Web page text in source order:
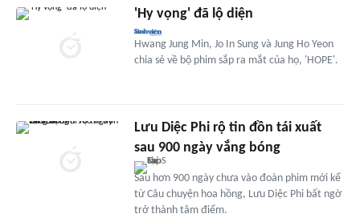
'Hy vọng' đã lộ diện
Hwang Jung Min, Jo In Sung và Jung Ho Yeon
chia sẻ về bộ phim sắp ra mắt của họ, 'HOPE'.
Lưu Diệc Phi rộ tin đồn tái xuất
sau 900 ngày vắng bóng
Sau hơn 900 ngày chưa vào đoàn phim mới kể
từ Câu chuyện hoa hồng, Lưu Diệc Phi bất ngờ
trở thành tâm điểm.